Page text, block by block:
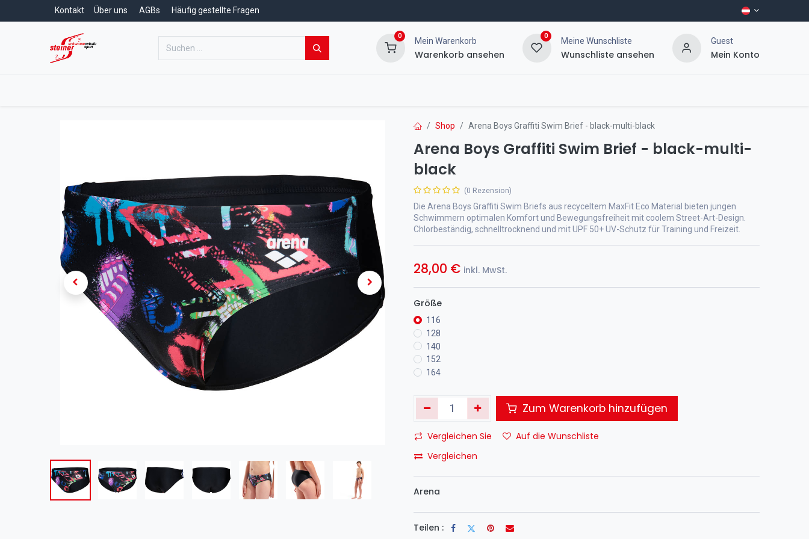
Kontakt Über uns AGBs Häufig gestellte Fragen
0
Mein Warenkorb
Warenkorb ansehen
0
Meine Wunschliste
Wunschliste ansehen
Guest
Mein Konto
Shop Arena Boys Graffiti Swim Brief - black-multi-black
Arena Boys Graffiti Swim Brief - black-multi-
black
(0 Rezension)
Die Arena Boys Graffiti Swim Briefs aus recyceltem MaxFit Eco Material bieten jungen
Schwimmern optimalen Komfort und Bewegungsfreiheit mit coolem Street-Art-Design.
Chlorbeständig, schnelltrocknend und mit UPF 50+ UV-Schutz für Training und Freizeit.
28,00 € inkl. MwSt.
Größe
116
128
140
152
164
Zum Warenkorb hinzufügen
Vergleichen Sie
Auf die Wunschliste
Vergleichen
Arena
Teilen :